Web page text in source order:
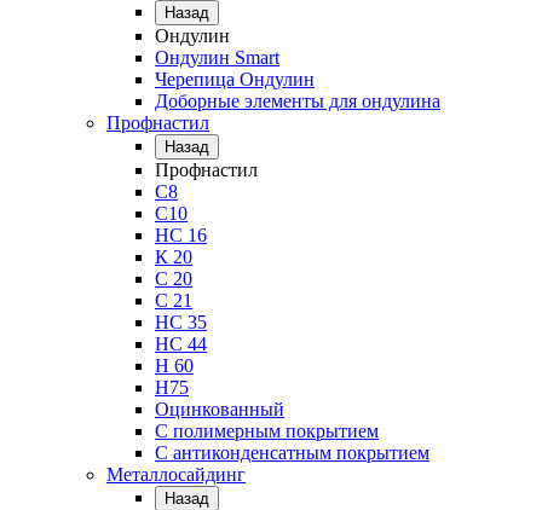
Назад
Ондулин
Ондулин Smart
Черепица Ондулин
Доборные элементы для ондулина
Профнастил
Назад
Профнастил
С8
С10
НС 16
К 20
С 20
С 21
НС 35
НС 44
Н 60
Н75
Оцинкованный
С полимерным покрытием
С антиконденсатным покрытием
Металлосайдинг
Назад